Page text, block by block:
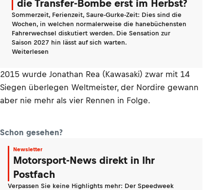
die Transfer-Bombe erst im Herbst?
Sommerzeit, Ferienzeit, Saure-Gurke-Zeit: Dies sind die
Wochen, in welchen normalerweise die hanebüchensten
Fahrerwechsel diskutiert werden. Die Sensation zur
Saison 2027 hin lässt auf sich warten.
Weiterlesen
2015 wurde Jonathan Rea (Kawasaki) zwar mit 14
Siegen überlegen Weltmeister, der Nordire gewann
aber nie mehr als vier Rennen in Folge.
Schon gesehen?
Newsletter
Motorsport-News direkt in Ihr
Postfach
Verpassen Sie keine Highlights mehr: Der Speedweek